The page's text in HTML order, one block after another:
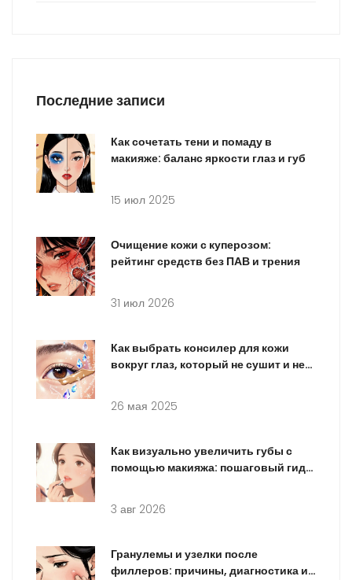
Последние записи
Как сочетать тени и помаду в
макияже: баланс яркости глаз и губ
15 июл 2025
Очищение кожи с куперозом:
рейтинг средств без ПАВ и трения
31 июл 2026
Как выбрать консилер для кожи
вокруг глаз, который не сушит и не
26 мая 2025
Как визуально увеличить губы с
помощью макияжа: пошаговый гид
3 авг 2026
Гранулемы и узелки после
филлеров: причины, диагностика и